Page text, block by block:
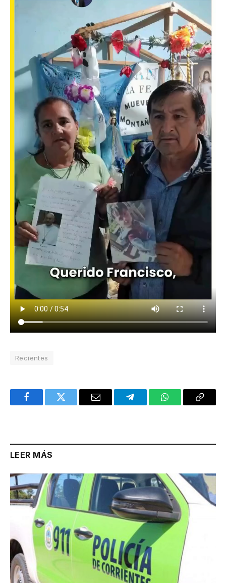
Recientes
FacebookTwitter Email TelegramWhatsAppCopy
LEER MÁS